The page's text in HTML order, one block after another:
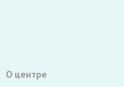
О центре